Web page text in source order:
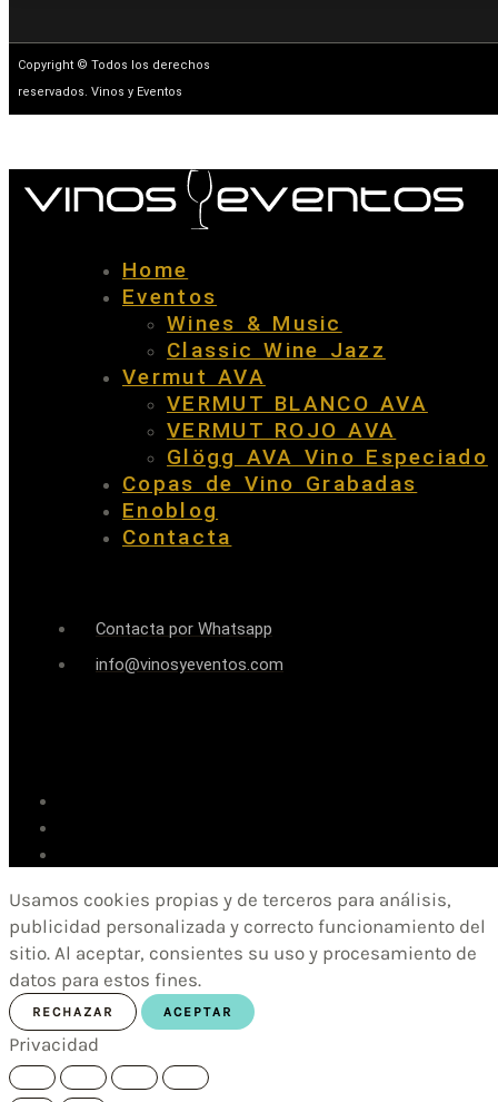
Copyright © Todos los derechos
reservados. Vinos y Eventos
Home
Eventos
Wines & Music
Classic Wine Jazz
Vermut AVA
VERMUT BLANCO AVA
VERMUT ROJO AVA
Glögg AVA Vino Especiado
Copas de Vino Grabadas
Enoblog
Contacta
Contacta por Whatsapp
info@vinosyeventos.com
Usamos cookies propias y de terceros para análisis,
publicidad personalizada y correcto funcionamiento del
sitio. Al aceptar, consientes su uso y procesamiento de
datos para estos fines.
RECHAZAR ACEPTAR
Privacidad